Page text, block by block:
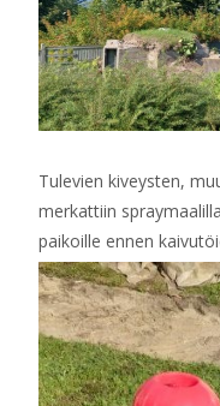
Tulevien kiveysten,
merkattiin
paikoille ennen